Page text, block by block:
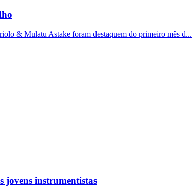
& Mulatu Astake foram destaquem do primeiro mês d...
jovens instrumentistas